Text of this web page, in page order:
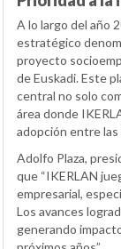
A lo largo del año
estratégico
proyecto
de Euskadi. Este
central no solo
área donde
adopción entre
Adolfo Plaza,
que “IKERLAN
empresarial,
Los avances
generando